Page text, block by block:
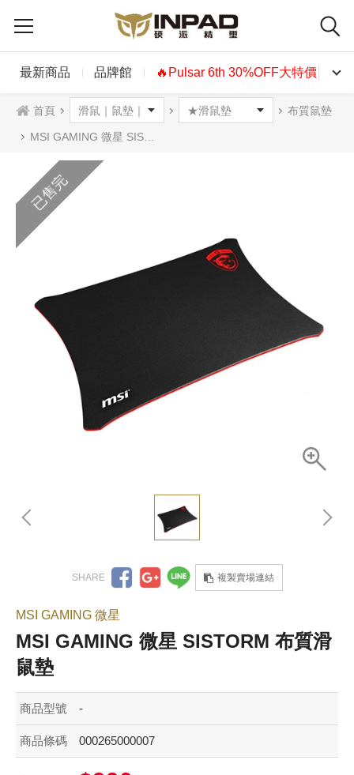
最新商品 品牌館 🔥Pulsar 6th 30%OFF大特價🔥
首頁 布質鼠墊
MSI GAMING 微星 SISTORM 布質滑鼠墊
已售完
複製賣場連結
MSI GAMING 微星
MSI GAMING 微星 SISTORM 布質滑
鼠墊
商品型號 -
商品條碼 000265000007